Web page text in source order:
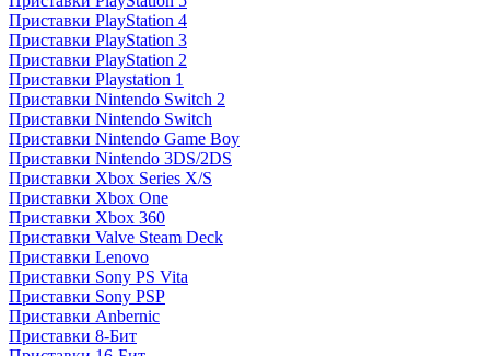
Приставки PlayStation 4
Приставки PlayStation 3
Приставки PlayStation 2
Приставки Playstation 1
Приставки Nintendo Switch 2
Приставки Nintendo Switch
Приставки Nintendo Game Boy
Приставки Nintendo 3DS/2DS
Приставки Xbox Series X/S
Приставки Xbox One
Приставки Xbox 360
Приставки Valve Steam Deck
Приставки Lenovo
Приставки Sony PS Vita
Приставки Sony PSP
Приставки Anbernic
Приставки 8-Бит